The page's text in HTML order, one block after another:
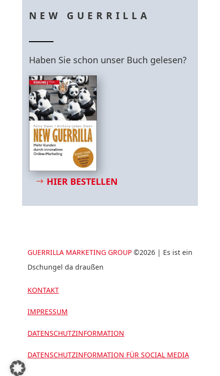
NEW GUERRILLA
Haben Sie schon unser Buch gelesen?
HIER BESTELLEN
GUERRILLA MARKETING GROUP ©2026 | Es ist ein
Dschungel da draußen
KONTAKT
IMPRESSUM
DATENSCHUTZINFORMATION
DATENSCHUTZINFORMATION FÜR SOCIAL MEDIA